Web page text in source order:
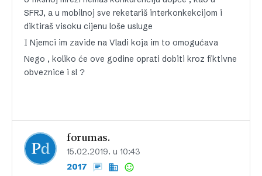
SFRJ, a u mobilnoj sve reketariš interkonkekcijom i
diktiraš visoku cijenu loše usluge
I Njemci im zavide na Vladi koja im to omogućava
Nego , koliko će ove godine oprati dobiti kroz fiktivne
obveznice i sl ?
forumas.
15.02.2019. u 10:43
2017